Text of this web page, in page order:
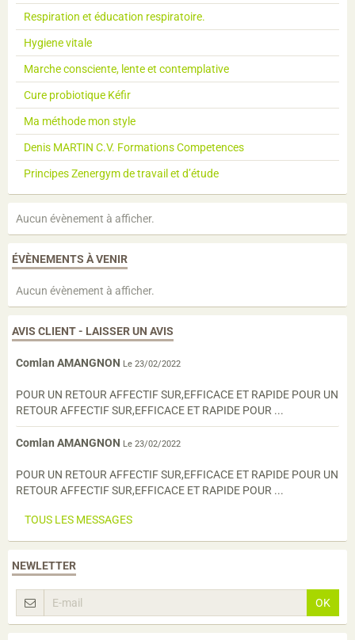
Respiration et éducation respiratoire.
Hygiene vitale
Marche consciente, lente et contemplative
Cure probiotique Kéfir
Ma méthode mon style
Denis MARTIN C.V. Formations Competences
Principes Zenergym de travail et d’étude
Aucun évènement à afficher.
ÉVÈNEMENTS À VENIR
Aucun évènement à afficher.
AVIS CLIENT - LAISSER UN AVIS
Comlan AMANGNON Le 23/02/2022
POUR UN RETOUR AFFECTIF SUR,EFFICACE ET RAPIDE POUR UN
RETOUR AFFECTIF SUR,EFFICACE ET RAPIDE POUR ...
Comlan AMANGNON Le 23/02/2022
POUR UN RETOUR AFFECTIF SUR,EFFICACE ET RAPIDE POUR UN
RETOUR AFFECTIF SUR,EFFICACE ET RAPIDE POUR ...
TOUS LES MESSAGES
NEWLETTER
OK